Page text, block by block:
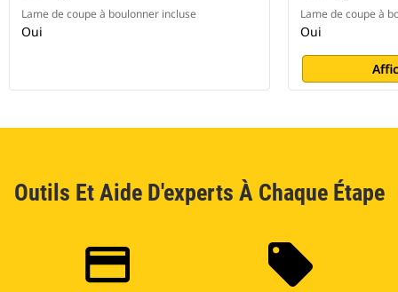
Lame de coupe à boulonner incluse
Oui
Lame de coupe à
Oui
Outils Et Aide D'experts À Chaque Étape